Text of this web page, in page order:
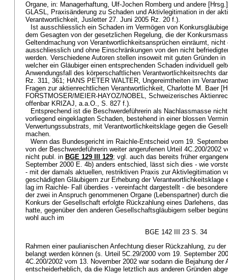
Organe, in: Managerhaftung, Ulf-Jochen Romberg und andere
GLASL, Praxisänderung zu Schaden und Aktivlegitimation in der
Verantwortlichkeit, Jusletter 27. Juni 2005 Rz. 20 f.).
Ist ausschliesslich ein Schaden im Vermögen von
dem Gesagten von der gesetzlichen Regelung, die der
Geltendmachung von Verantwortlichkeitsansprüchen einräumt,
ausschliesslich und ohne Einschränkungen von den nicht
werden. Verschiedene Autoren stellen insoweit mit guten Gründen
welcher ein Gläubiger einen entsprechenden Schaden individuell
Anwendungsfall des körperschaftlichen Verantwortlichkeitsrechts
Rz. 311, 361; HANS PETER WALTER, Ungereimtheiten im
Fragen zur aktienrechtlichen Verantwortlichkeit, Charlotte M. Baer
FORSTMOSER/MEIER-HAYOZ/NOBEL, Schweizerisches
offenbar KRIZAJ, a.a.O., S. 827 f.).
Entsprechend ist die Beschwerdeführerin als Nachlassmasse
vorliegend eingeklagten Schaden, bestehend in einer blossen
Verwertungssubstrats, mit Verantwortlichkeitsklage gegen die
machen.
Wenn das Bundesgericht im Raichle-Entscheid vom 19.
von der Beschwerdeführerin weiter angerufenen Urteil 4C.200/2002
nicht publ. in BGE 129 III 129; vgl. auch das bereits früher
September 2000 E. 4b) anders entschied, lässt sich dies - wie
- mit der damals aktuellen, restriktiven Praxis zur Aktivlegitimation
geschädigten Gläubigern zur Erhebung der
lag im Raichle- Fall überdies - vereinfacht dargestellt - die
der zwei in Anspruch genommenen Organe (Lebenspartner) durch
Konkurs der Gesellschaft erfolgte Rückzahlung eines Darlehens,
hatte, gegenüber den anderen Gesellschaftsgläubigern selber
wohl auch im
BGE 142 III 23 S. 34
Rahmen einer paulianischen Anfechtung dieser Rückzahlung, zu
belangt werden können (s. Urteil 5C.29/2000 vom 19. September
4C.200/2002 vom 13. November 2002 war sodann die Bejahung der
entscheiderheblich, da die Klage letztlich aus anderen Gründen